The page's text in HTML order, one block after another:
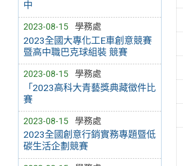
中
2023-08-15 學務處
2023全國大專化工E車創意競賽
暨高中職巴克球組裝 競賽
2023-08-15 學務處
「2023高科大青藝獎典藏徵件比
賽
2023-08-15 學務處
2023全國創意行銷實務專題暨低
碳生活企劃競賽